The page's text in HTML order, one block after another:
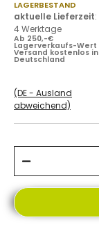
LAGERBESTAND
aktuelle Lieferzeit:
4 Werktage
Ab 250,-€
Lagerverkaufs-Wert
Versand kostenlos in
Deutschland
(DE - Ausland
abweichend)